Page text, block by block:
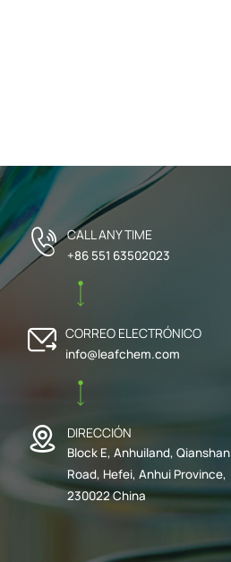
CALL ANY TIME
+86 551 63502023
CORREO ELECTRÓNICO
info@leafchem.com
DIRECCIÓN
Block E, Anhuiland, Qianshan
Road, Hefei, Anhui Province,
230022 China